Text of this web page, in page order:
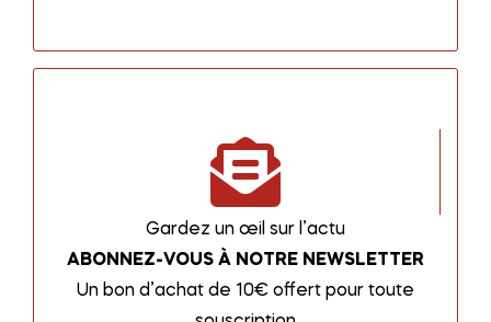
Gardez un œil sur l’actu
ABONNEZ-VOUS À NOTRE NEWSLETTER
Un bon d’achat de 10€ offert pour toute